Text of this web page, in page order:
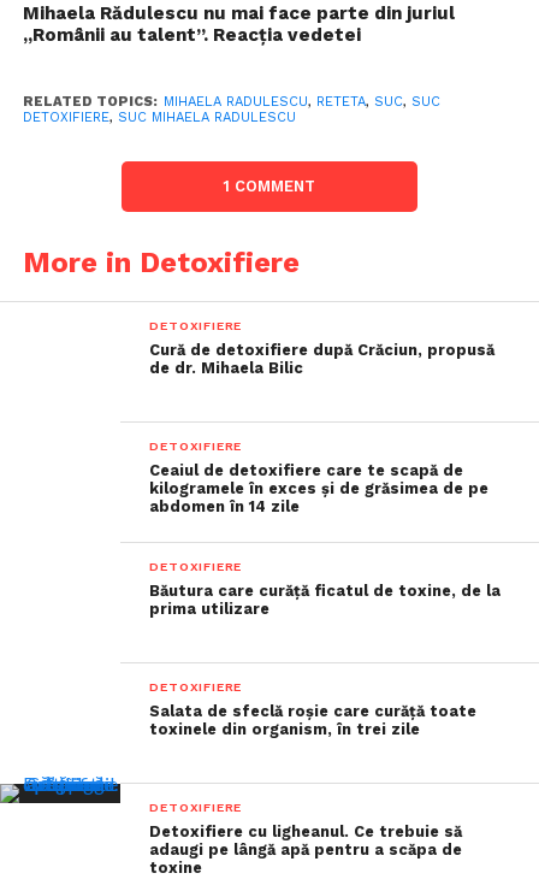
Mihaela Rădulescu nu mai face parte din juriul
„Românii au talent”. Reacția vedetei
RELATED TOPICS: MIHAELA RADULESCU, RETETA, SUC, SUC
DETOXIFIERE, SUC MIHAELA RADULESCU
1 COMMENT
More in Detoxifiere
DETOXIFIERE
Cură de detoxifiere după Crăciun, propusă
de dr. Mihaela Bilic
DETOXIFIERE
Ceaiul de detoxifiere care te scapă de
kilogramele în exces și de grăsimea de pe
abdomen în 14 zile
DETOXIFIERE
Băutura care curăță ficatul de toxine, de la
prima utilizare
DETOXIFIERE
Salata de sfeclă roșie care curăță toate
toxinele din organism, în trei zile
DETOXIFIERE
Detoxifiere cu ligheanul. Ce trebuie să
adaugi pe lângă apă pentru a scăpa de
toxine